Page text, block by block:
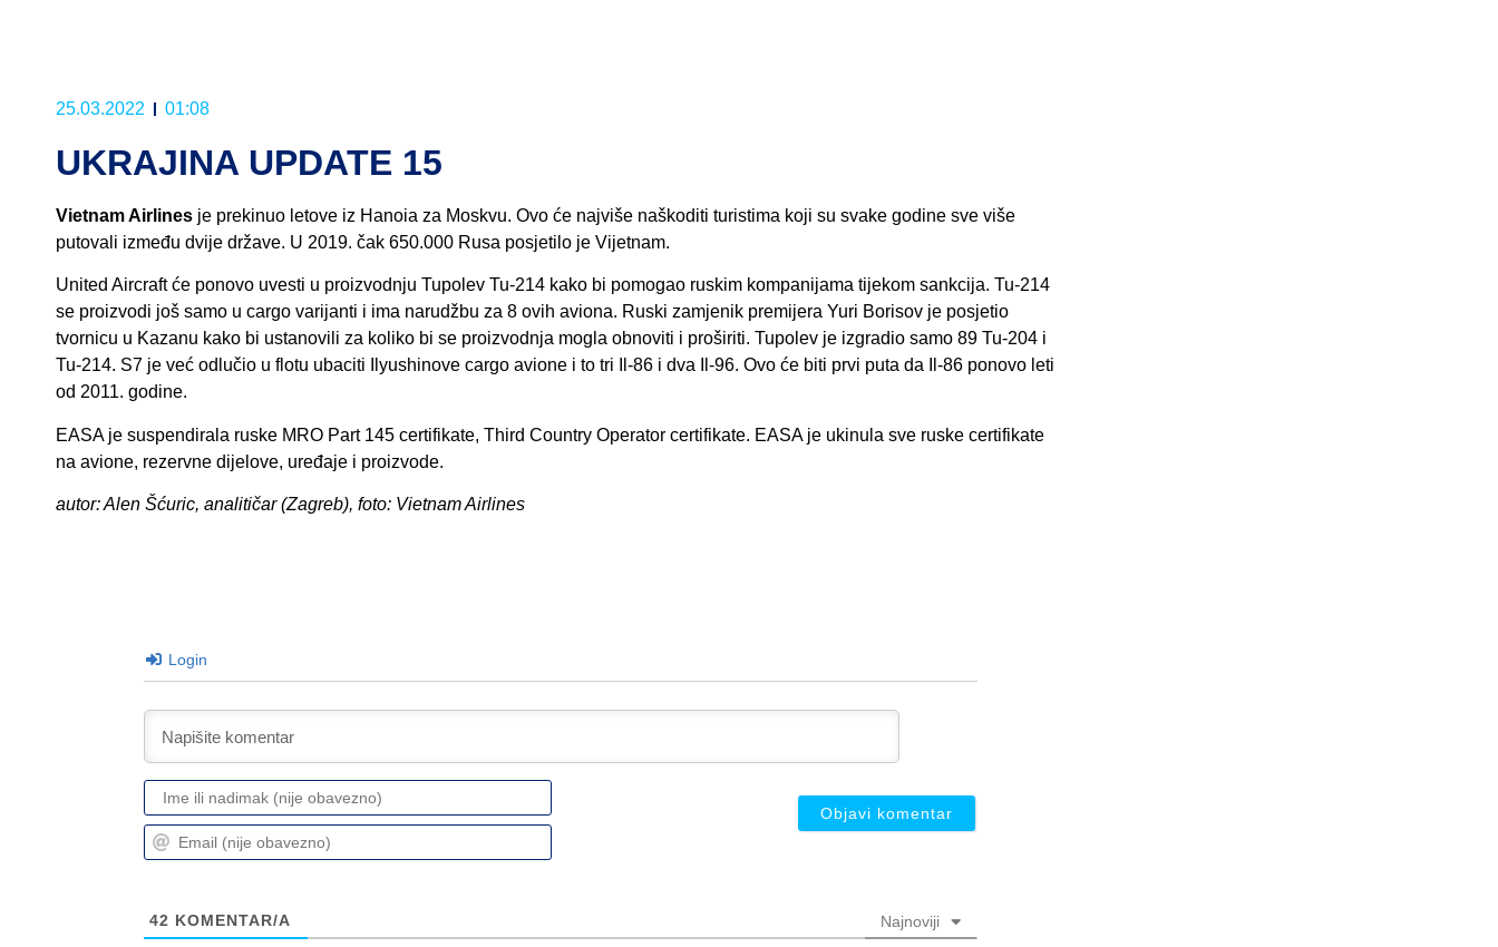
25.03.2022 01:08
UKRAJINA UPDATE 15
Vietnam Airlines je prekinuo letove iz Hanoia za Moskvu. Ovo će najviše naškoditi turistima koji su svake godine sve više
putovali između dvije države. U 2019. čak 650.000 Rusa posjetilo je Vijetnam.
United Aircraft će ponovo uvesti u proizvodnju Tupolev Tu-214 kako bi pomogao ruskim kompanijama tijekom sankcija. Tu-214
se proizvodi još samo u cargo varijanti i ima narudžbu za 8 ovih aviona. Ruski zamjenik premijera Yuri Borisov je posjetio
tvornicu u Kazanu kako bi ustanovili za koliko bi se proizvodnja mogla obnoviti i proširiti. Tupolev je izgradio samo 89 Tu-204 i
Tu-214. S7 je već odlučio u flotu ubaciti Ilyushinove cargo avione i to tri Il-86 i dva Il-96. Ovo će biti prvi puta da Il-86 ponovo leti
od 2011. godine.
EASA je suspendirala ruske MRO Part 145 certifikate, Third Country Operator certifikate. EASA je ukinula sve ruske certifikate
na avione, rezervne dijelove, uređaje i proizvode.
autor: Alen Šćuric, analitičar (Zagreb), foto: Vietnam Airlines
Login
Ime
ili
nadimak
Email
(nije
42 KOMENTAR/A Najnoviji